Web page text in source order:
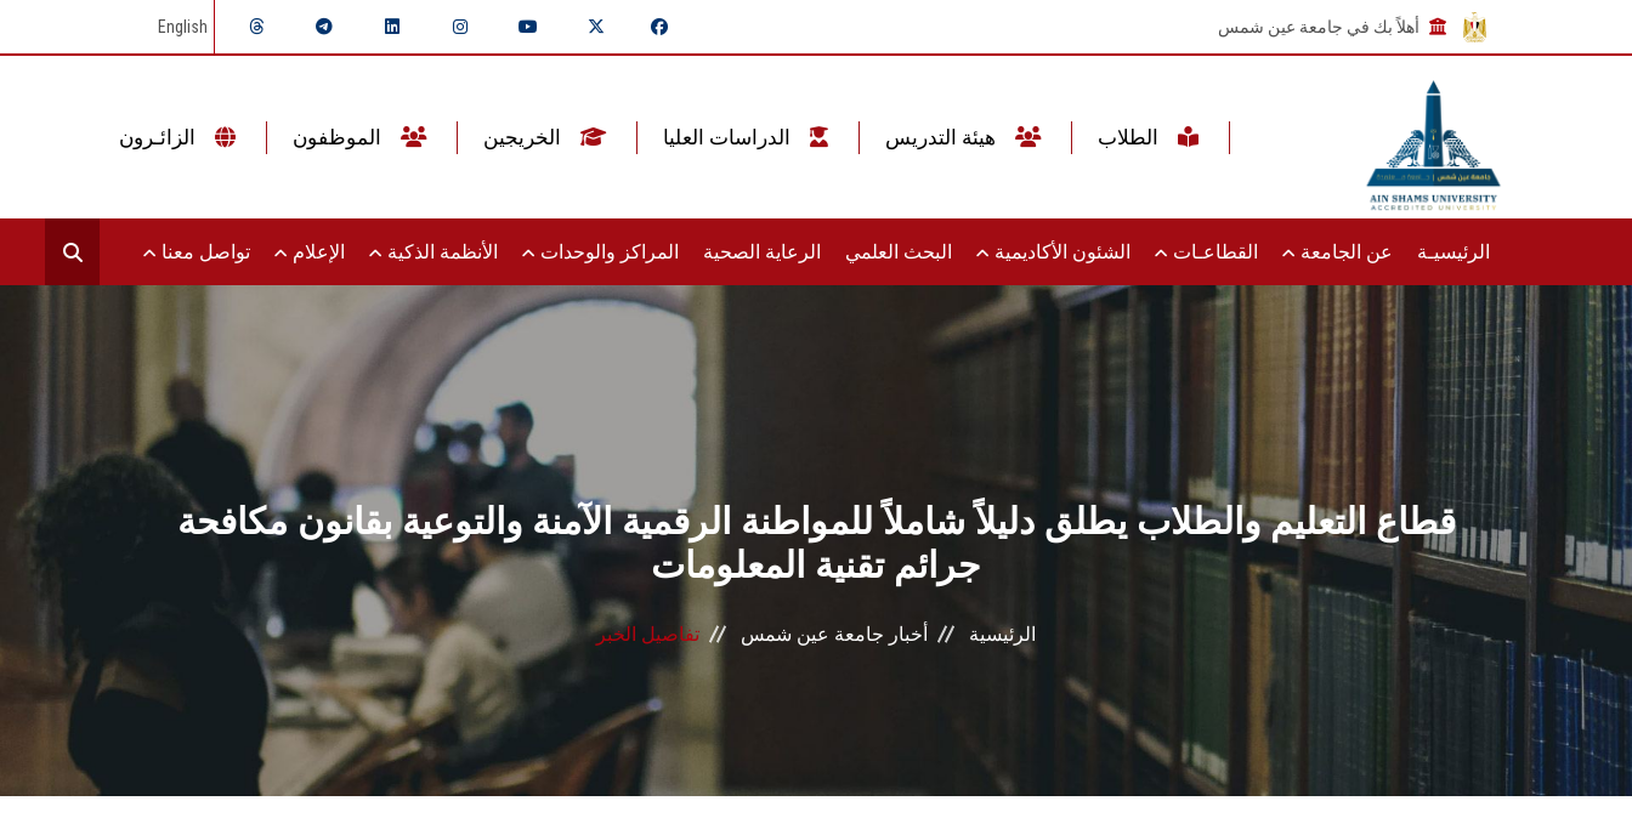
أهلاً بك في جامعة عين شمس English
الرئيسيـة عن الجامعة القطاعـات الشئون الأكاديمية البحث العلمي الرعاية الصحية المراكز والوحدات الأنظمة الذكية الإعلام تواصل معنا
قطاع التعليم والطلاب يطلق دليلاً شاملاً للمواطنة الرقمية الآمنة والتوعية بقانون مكافحة
جرائم تقنية المعلومات
الرئيسية أخبار جامعة عين شمس تفاصيل الخبر